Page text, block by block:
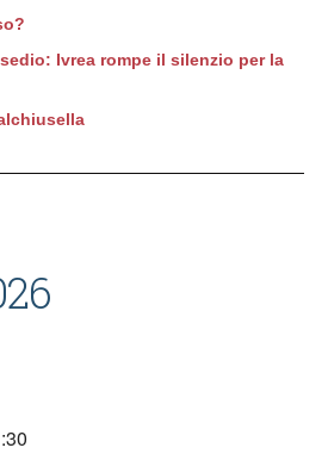
Ivrea rompe il silenzio per la